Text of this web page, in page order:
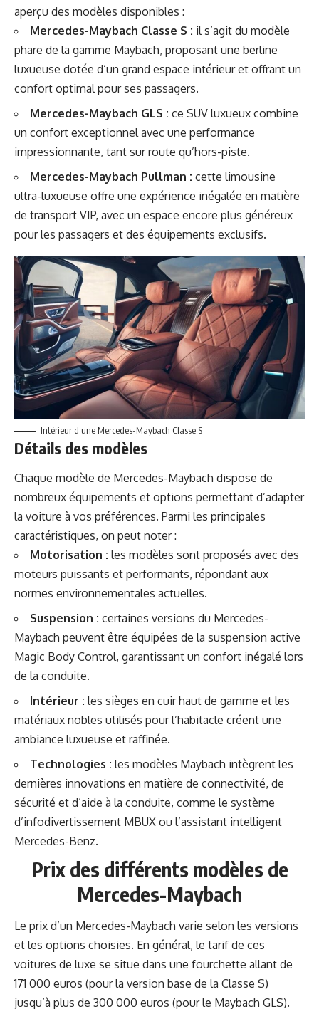
aperçu des modèles disponibles :
Mercedes-Maybach Classe S : il s’agit du modèle
phare de la gamme Maybach, proposant une berline
luxueuse dotée d’un grand espace intérieur et offrant un
confort optimal pour ses passagers.
Mercedes-Maybach GLS : ce SUV luxueux combine
un confort exceptionnel avec une performance
impressionnante, tant sur route qu’hors-piste.
Mercedes-Maybach Pullman : cette limousine
ultra-luxueuse offre une expérience inégalée en matière
de transport VIP, avec un espace encore plus généreux
pour les passagers et des équipements exclusifs.
Intérieur d’une Mercedes-Maybach Classe S
Détails des modèles
Chaque modèle de Mercedes-Maybach dispose de
nombreux équipements et options permettant d’adapter
la voiture à vos préférences. Parmi les principales
caractéristiques, on peut noter :
Motorisation : les modèles sont proposés avec des
moteurs puissants et performants, répondant aux
normes environnementales actuelles.
Suspension : certaines versions du Mercedes-
Maybach peuvent être équipées de la suspension active
Magic Body Control, garantissant un confort inégalé lors
de la conduite.
Intérieur : les sièges en cuir haut de gamme et les
matériaux nobles utilisés pour l’habitacle créent une
ambiance luxueuse et raffinée.
Technologies : les modèles Maybach intègrent les
dernières innovations en matière de connectivité, de
sécurité et d’aide à la conduite, comme le système
d’infodivertissement MBUX ou l’assistant intelligent
Mercedes-Benz.
Prix des différents modèles de
Mercedes-Maybach
Le prix d’un Mercedes-Maybach varie selon les versions
et les options choisies. En général, le tarif de ces
voitures de luxe se situe dans une fourchette allant de
171 000 euros (pour la version base de la Classe S)
jusqu’à plus de 300 000 euros (pour le Maybach GLS).